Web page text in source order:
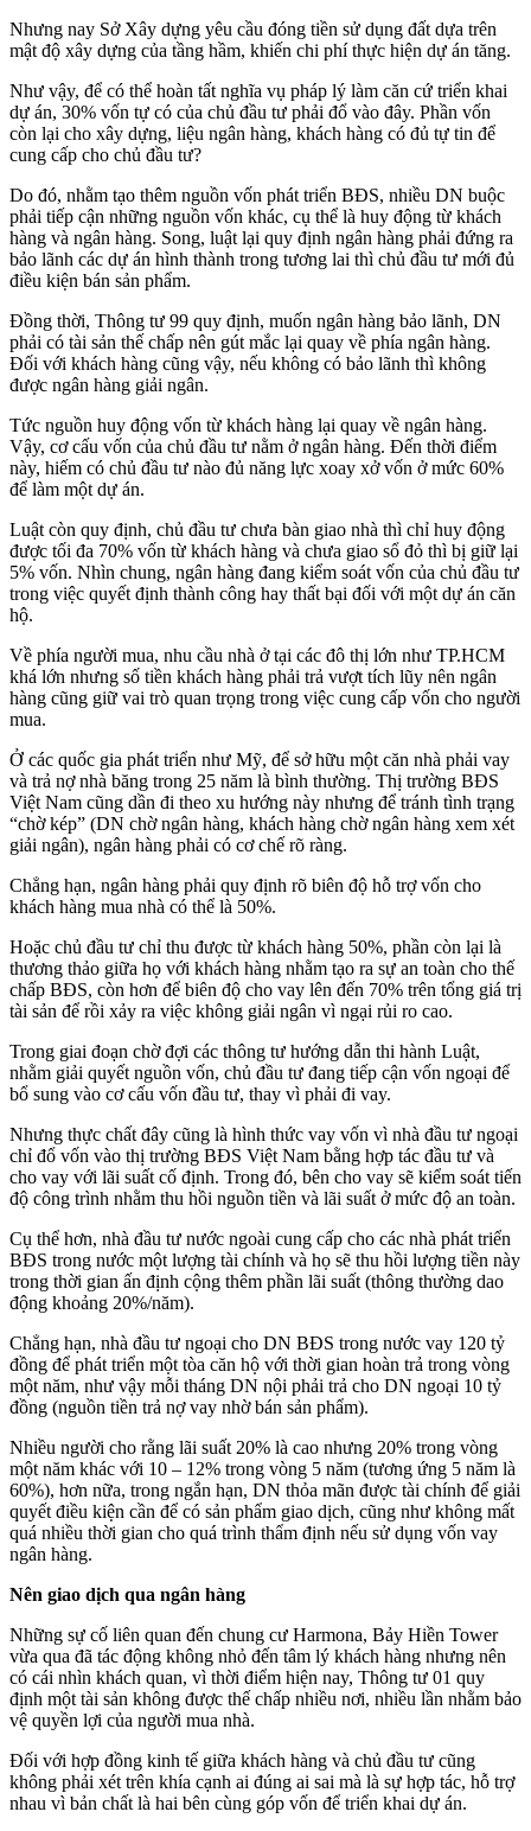
Nhưng nay Sở Xây dựng yêu cầu đóng tiền sử dụng đất dựa trên
mật độ xây dựng của tầng hầm, khiến chi phí thực hiện dự án tăng.
Như vậy, để có thể hoàn tất nghĩa vụ pháp lý làm căn cứ triển khai
dự án, 30% vốn tự có của chủ đầu tư phải đổ vào đây. Phần vốn
còn lại cho xây dựng, liệu ngân hàng, khách hàng có đủ tự tin để
cung cấp cho chủ đầu tư?
Do đó, nhằm tạo thêm nguồn vốn phát triển BĐS, nhiều DN buộc
phải tiếp cận những nguồn vốn khác, cụ thể là huy động từ khách
hàng và ngân hàng. Song, luật lại quy định ngân hàng phải đứng ra
bảo lãnh các dự án hình thành trong tương lai thì chủ đầu tư mới đủ
điều kiện bán sản phẩm.
Đồng thời, Thông tư 99 quy định, muốn ngân hàng bảo lãnh, DN
phải có tài sản thế chấp nên gút mắc lại quay về phía ngân hàng.
Đối với khách hàng cũng vậy, nếu không có bảo lãnh thì không
được ngân hàng giải ngân.
Tức nguồn huy động vốn từ khách hàng lại quay về ngân hàng.
Vậy, cơ cấu vốn của chủ đầu tư nằm ở ngân hàng. Đến thời điểm
này, hiếm có chủ đầu tư nào đủ năng lực xoay xở vốn ở mức 60%
để làm một dự án.
Luật còn quy định, chủ đầu tư chưa bàn giao nhà thì chỉ huy động
được tối đa 70% vốn từ khách hàng và chưa giao sổ đỏ thì bị giữ lại
5% vốn. Nhìn chung, ngân hàng đang kiểm soát vốn của chủ đầu tư
trong việc quyết định thành công hay thất bại đối với một dự án căn
hộ.
Về phía người mua, nhu cầu nhà ở tại các đô thị lớn như TP.HCM
khá lớn nhưng số tiền khách hàng phải trả vượt tích lũy nên ngân
hàng cũng giữ vai trò quan trọng trong việc cung cấp vốn cho người
mua.
Ở các quốc gia phát triển như Mỹ, để sở hữu một căn nhà phải vay
và trả nợ nhà băng trong 25 năm là bình thường. Thị trường BĐS
Việt Nam cũng dần đi theo xu hướng này nhưng để tránh tình trạng
“chờ kép” (DN chờ ngân hàng, khách hàng chờ ngân hàng xem xét
giải ngân), ngân hàng phải có cơ chế rõ ràng.
Chẳng hạn, ngân hàng phải quy định rõ biên độ hỗ trợ vốn cho
khách hàng mua nhà có thể là 50%.
Hoặc chủ đầu tư chỉ thu được từ khách hàng 50%, phần còn lại là
thương thảo giữa họ với khách hàng nhằm tạo ra sự an toàn cho thế
chấp BĐS, còn hơn để biên độ cho vay lên đến 70% trên tổng giá trị
tài sản để rồi xảy ra việc không giải ngân vì ngại rủi ro cao.
Trong giai đoạn chờ đợi các thông tư hướng dẫn thi hành Luật,
nhằm giải quyết nguồn vốn, chủ đầu tư đang tiếp cận vốn ngoại để
bổ sung vào cơ cấu vốn đầu tư, thay vì phải đi vay.
Nhưng thực chất đây cũng là hình thức vay vốn vì nhà đầu tư ngoại
chỉ đổ vốn vào thị trường BĐS Việt Nam bằng hợp tác đầu tư và
cho vay với lãi suất cố định. Trong đó, bên cho vay sẽ kiểm soát tiến
độ công trình nhằm thu hồi nguồn tiền và lãi suất ở mức độ an toàn.
Cụ thể hơn, nhà đầu tư nước ngoài cung cấp cho các nhà phát triển
BĐS trong nước một lượng tài chính và họ sẽ thu hồi lượng tiền này
trong thời gian ấn định cộng thêm phần lãi suất (thông thường dao
động khoảng 20%/năm).
Chẳng hạn, nhà đầu tư ngoại cho DN BĐS trong nước vay 120 tỷ
đồng để phát triển một tòa căn hộ với thời gian hoàn trả trong vòng
một năm, như vậy mỗi tháng DN nội phải trả cho DN ngoại 10 tỷ
đồng (nguồn tiền trả nợ vay nhờ bán sản phẩm).
Nhiều người cho rằng lãi suất 20% là cao nhưng 20% trong vòng
một năm khác với 10 – 12% trong vòng 5 năm (tương ứng 5 năm là
60%), hơn nữa, trong ngắn hạn, DN thỏa mãn được tài chính để giải
quyết điều kiện cần để có sản phẩm giao dịch, cũng như không mất
quá nhiều thời gian cho quá trình thẩm định nếu sử dụng vốn vay
ngân hàng.
Nên giao dịch qua ngân hàng
Những sự cố liên quan đến chung cư Harmona, Bảy Hiền Tower
vừa qua đã tác động không nhỏ đến tâm lý khách hàng nhưng nên
có cái nhìn khách quan, vì thời điểm hiện nay, Thông tư 01 quy
định một tài sản không được thế chấp nhiều nơi, nhiều lần nhằm bảo
vệ quyền lợi của người mua nhà.
Đối với hợp đồng kinh tế giữa khách hàng và chủ đầu tư cũng
không phải xét trên khía cạnh ai đúng ai sai mà là sự hợp tác, hỗ trợ
nhau vì bản chất là hai bên cùng góp vốn để triển khai dự án.